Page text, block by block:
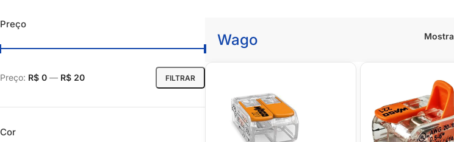
Preço
FILTRAR
Preço: R$ 0 — R$ 20
Cor
Wago Mostra